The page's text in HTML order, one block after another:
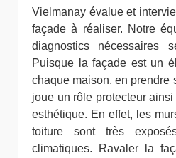
Vielmanay évalue et
façade à réaliser. Notre
diagnostics nécessaires
Puisque la façade est un
chaque maison, en prendre
joue un rôle protecteur ainsi
esthétique. En effet, les
toiture sont très
climatiques. Ravaler la